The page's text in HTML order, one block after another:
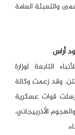
والتعبئة العامة
أراس
التابعة لوزارة
وقد زعمت وكالة
قوات عسكرية
الأذربيجاني.